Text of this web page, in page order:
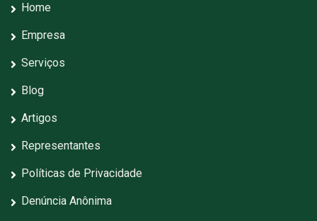
Home
Empresa
Serviços
Blog
Artigos
Representantes
Políticas de Privacidade
Denúncia Anônima